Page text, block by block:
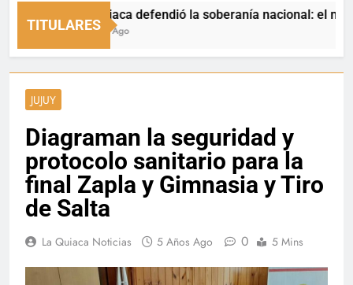
TITULARES
La Quiaca defendió la soberanía nacional: el
6 Horas Ago
JUJUY
Diagraman la seguridad y
protocolo sanitario para la
final Zapla y Gimnasia y Tiro
de Salta
La Quiaca Noticias 5 Años Ago 0 5 Mins